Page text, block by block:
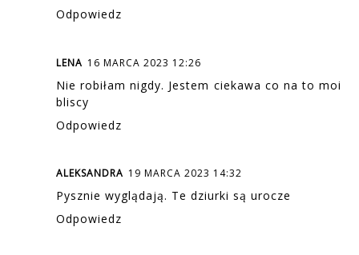
Odpowiedz
LENA 16 MARCA 2023 12:26
Nie robiłam nigdy. Jestem ciekawa co na to moi
bliscy
Odpowiedz
ALEKSANDRA 19 MARCA 2023 14:32
Pysznie wyglądają. Te dziurki są urocze
Odpowiedz